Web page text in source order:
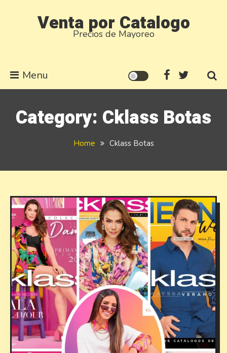
Venta por Catalogo
Precios de Mayoreo
Menu
Category: Cklass Botas
Home Cklass Botas